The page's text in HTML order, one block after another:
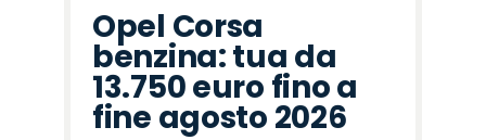
Opel Corsa
benzina: tua da
13.750 euro fino a
fine agosto 2026